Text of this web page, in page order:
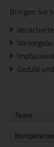
Bringen Sie
Geduld
Team